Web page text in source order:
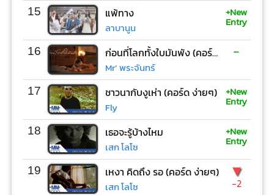
15 แพ้ทาง
ลาบานูน
+New
Entry
16 ก่อนที่โลกทั้งใบมันพัง (คอร์ด ง่ายๆ)
Mr’ พระจันทร์
-
17 ชาวนากับงูเห่า (คอร์ด ง่ายๆ)
Fly
+New
Entry
18 เธอจะรู้บ้างไหม
เสก โลโซ
+New
Entry
19 เหงา คิดถึง รอ (คอร์ด ง่ายๆ)
เสก โลโซ
▼
-2